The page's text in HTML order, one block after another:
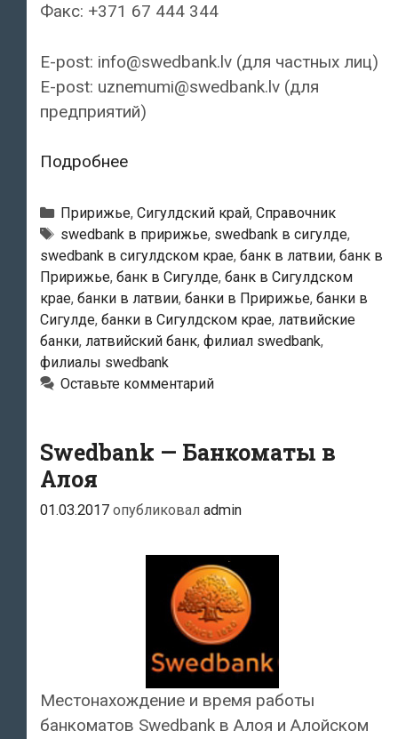
Факс: +371 67 444 344
E-post: info@swedbank.lv (для частных лиц)
E-post: uznemumi@swedbank.lv (для
предприятий)
ПодробнееSwedbank
Сигулдский
филиал
Рубрики
Пририжье, Сигулдский край, Справочник
Тэги
swedbank в пририжье, swedbank в сигулде,
swedbank в сигулдском крае, банк в латвии, банк в
Пририжье, банк в Сигулде, банк в Сигулдском
крае, банки в латвии, банки в Пририжье, банки в
Сигулде, банки в Сигулдском крае, латвийские
банки, латвийский банк, филиал swedbank,
филиалы swedbank
Оставьте комментарий
Swedbank — Банкоматы в
Алоя
01.03.2017 опубликовал admin
Местонахождение и время работы
банкоматов Swedbank в Алоя и Алойском